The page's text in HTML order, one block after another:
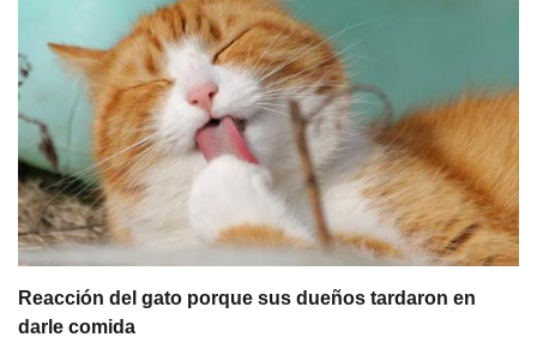
Reacción del gato porque sus dueños tardaron en
darle comida